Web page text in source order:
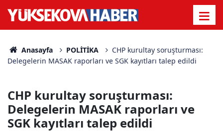
Anasayfa POLİTİKA
CHP kurultay soruşturması:
Delegelerin MASAK raporları ve SGK kayıtları talep edildi
CHP kurultay soruşturması:
Delegelerin MASAK raporları ve
SGK kayıtları talep edildi